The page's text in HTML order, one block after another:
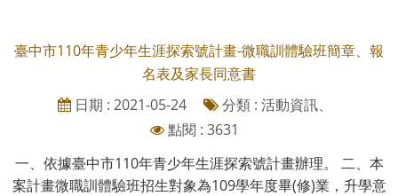
臺中市110年青少年生涯探索號計畫-微職訓體驗班簡章、報
名表及家長同意書
日期 : 2021-05-24
分類 : 活動資訊、
點閱 : 3631
一、依據臺中市110年青少年生涯探索號計畫辦理。 二、本
案計畫微職訓體驗班招生對象為109學年度畢(修)業，升學意